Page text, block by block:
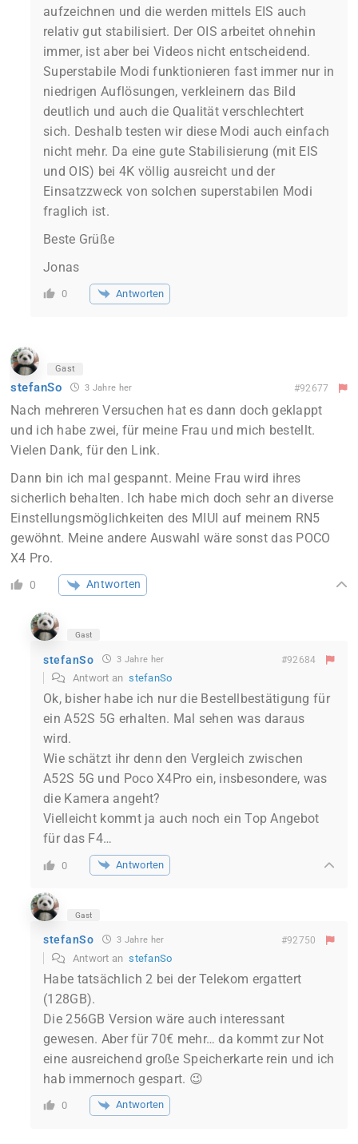
aufzeichnen und die werden mittels EIS auch
relativ gut stabilisiert. Der OIS arbeitet ohnehin
immer, ist aber bei Videos nicht entscheidend.
Superstabile Modi funktionieren fast immer nur in
niedrigen Auflösungen, verkleinern das Bild
deutlich und auch die Qualität verschlechtert
sich. Deshalb testen wir diese Modi auch einfach
nicht mehr. Da eine gute Stabilisierung (mit EIS
und OIS) bei 4K völlig ausreicht und der
Einsatzzweck von solchen superstabilen Modi
fraglich ist.
Beste Grüße
Jonas
0 Antworten
Gast
stefanSo 3 Jahre her #92677
Nach mehreren Versuchen hat es dann doch geklappt
und ich habe zwei, für meine Frau und mich bestellt.
Vielen Dank, für den Link.
Dann bin ich mal gespannt. Meine Frau wird ihres
sicherlich behalten. Ich habe mich doch sehr an diverse
Einstellungsmöglichkeiten des MIUI auf meinem RN5
gewöhnt. Meine andere Auswahl wäre sonst das POCO
X4 Pro.
0 Antworten
Gast
stefanSo 3 Jahre her #92684
Antwort anstefanSo
Ok, bisher habe ich nur die Bestellbestätigung für
ein A52S 5G erhalten. Mal sehen was daraus
wird.
Wie schätzt ihr denn den Vergleich zwischen
A52S 5G und Poco X4Pro ein, insbesondere, was
die Kamera angeht?
Vielleicht kommt ja auch noch ein Top Angebot
für das F4…
0 Antworten
Gast
stefanSo 3 Jahre her #92750
Antwort anstefanSo
Habe tatsächlich 2 bei der Telekom ergattert
(128GB).
Die 256GB Version wäre auch interessant
gewesen. Aber für 70€ mehr… da kommt zur Not
eine ausreichend große Speicherkarte rein und ich
hab immernoch gespart. 😉
0 Antworten